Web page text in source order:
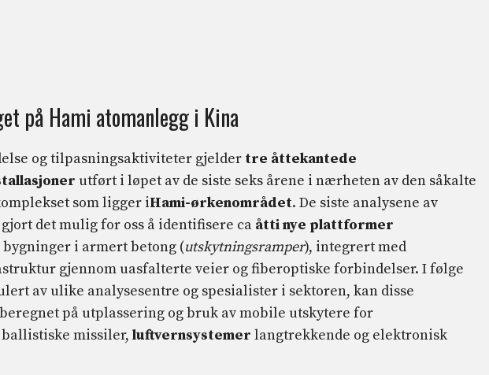
på Hami atomanlegg i Kina
og tilpasningsaktiviteter gjelder tre åttekantede
utført i løpet av de siste seks årene i nærheten av den såkalte
som ligger iHami-ørkenområdet. De siste analysene av
det mulig for oss å identifisere ca åtti nye plattformer
i armert betong (utskytningsramper), integrert med
gjennom uasfalterte veier og fiberoptiske forbindelser. I følge
av ulike analysesentre og spesialister i sektoren, kan disse
på utplassering og bruk av mobile utskytere for
missiler, luftvernsystemer langtrekkende og elektronisk